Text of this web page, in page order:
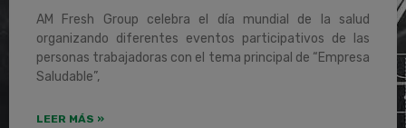
AM Fresh Group celebra el día mundial de la salud
organizando diferentes eventos participativos de las
personas trabajadoras con el tema principal de “Empresa
Saludable”,
LEER MÁS »